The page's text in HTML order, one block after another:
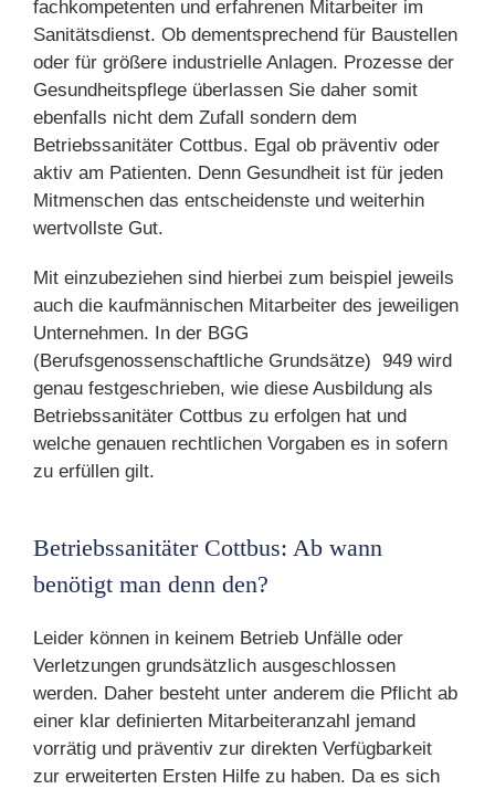
fachkompetenten und erfahrenen Mitarbeiter im
Sanitätsdienst. Ob dementsprechend für Baustellen
oder für größere industrielle Anlagen. Prozesse der
Gesundheitspflege überlassen Sie daher somit
ebenfalls nicht dem Zufall sondern dem
Betriebssanitäter Cottbus. Egal ob präventiv oder
aktiv am Patienten. Denn Gesundheit ist für jeden
Mitmenschen das entscheidenste und weiterhin
wertvollste Gut.
Mit einzubeziehen sind hierbei zum beispiel jeweils
auch die kaufmännischen Mitarbeiter des jeweiligen
Unternehmen. In der BGG
(Berufsgenossenschaftliche Grundsätze) 949 wird
genau festgeschrieben, wie diese Ausbildung als
Betriebssanitäter Cottbus zu erfolgen hat und
welche genauen rechtlichen Vorgaben es in sofern
zu erfüllen gilt.
Betriebssanitäter Cottbus: Ab wann
benötigt man denn den?
Leider können in keinem Betrieb Unfälle oder
Verletzungen grundsätzlich ausgeschlossen
werden. Daher besteht unter anderem die Pflicht ab
einer klar definierten Mitarbeiteranzahl jemand
vorrätig und präventiv zur direkten Verfügbarkeit
zur erweiterten Ersten Hilfe zu haben. Da es sich